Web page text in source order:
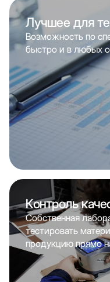
Лучшее для
Возможность по
быстро и в любых
Контроль
Собственная
тестировать
продукцию прямо